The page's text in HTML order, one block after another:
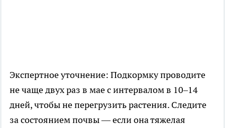
Экспертное уточнение: Подкормку проводите
не чаще двух раз в мае с интервалом в 10–14
дней, чтобы не перегрузить растения. Следите
за состоянием почвы — если она тяжелая